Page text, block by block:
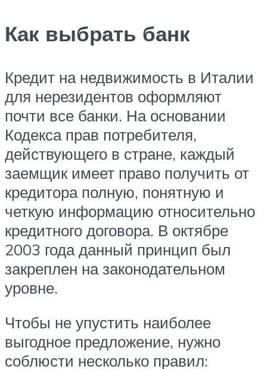
Как выбрать банк
Кредит на недвижимость в Италии
для нерезидентов оформляют
почти все банки. На основании
Кодекса прав потребителя,
действующего в стране, каждый
заемщик имеет право получить от
кредитора полную, понятную и
четкую информацию относительно
кредитного договора. В октябре
2003 года данный принцип был
закреплен на законодательном
уровне.
Чтобы не упустить наиболее
выгодное предложение, нужно
соблюсти несколько правил: